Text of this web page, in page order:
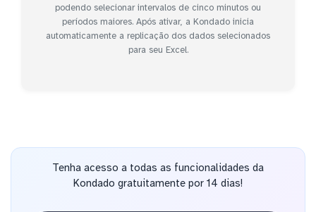
podendo selecionar intervalos de cinco minutos ou
períodos maiores. Após ativar, a Kondado inicia
automaticamente a replicação dos dados selecionados
para seu Excel.
Tenha acesso a todas as funcionalidades da
Kondado gratuitamente por 14 dias!